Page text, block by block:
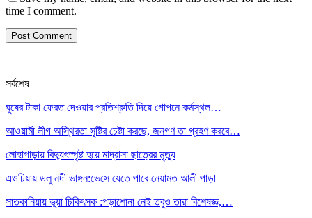
time I comment.
সর্বশেষ
ঘুষের টাকা ফেরত দেওয়ার প্রতিশ্রুতি দিয়ে গোপনে কর্মস্থল…
আওয়ামী লীগ অস্থিরতা সৃষ্টির চেষ্টা করছে, জনগণ তা গ্রহণ করবে…
লোহাগাড়ায় বিদ্যুৎস্পৃষ্ট হয়ে মাদ্রাসা ছাত্রের মৃত্যু
এওচিয়ায় ডলু নদী ভাঙ্গন:ভেসে যেতে পারে নেয়ামত আলী পাড়া
সাতকানিয়ায় ভূয়া চিকিৎসক :পড়াশোনা নেই তবুও তারা বিশেষজ্ঞ,…